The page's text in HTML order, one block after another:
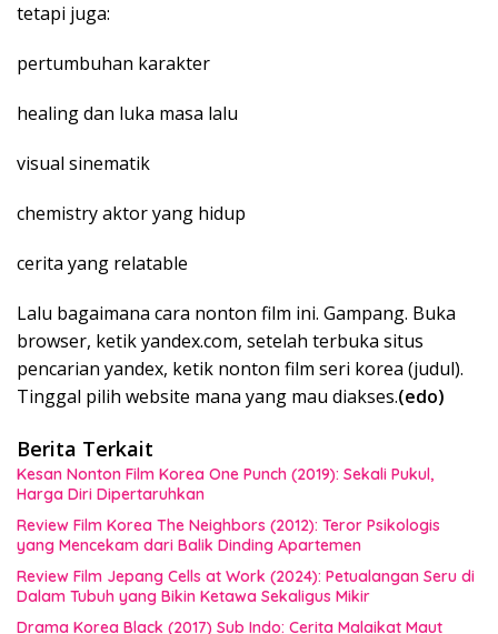
tetapi juga:
pertumbuhan karakter
healing dan luka masa lalu
visual sinematik
chemistry aktor yang hidup
cerita yang relatable
Lalu bagaimana cara nonton film ini. Gampang. Buka
browser, ketik yandex.com, setelah terbuka situs
pencarian yandex, ketik nonton film seri korea (judul).
Tinggal pilih website mana yang mau diakses.(edo)
Berita Terkait
Kesan Nonton Film Korea One Punch (2019): Sekali Pukul,
Harga Diri Dipertaruhkan
Review Film Korea The Neighbors (2012): Teror Psikologis
yang Mencekam dari Balik Dinding Apartemen
Review Film Jepang Cells at Work (2024): Petualangan Seru di
Dalam Tubuh yang Bikin Ketawa Sekaligus Mikir
Drama Korea Black (2017) Sub Indo: Cerita Malaikat Maut